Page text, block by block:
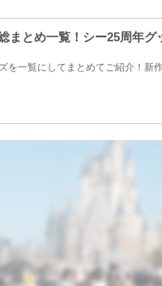
まとめ一覧！シー25周年
を一覧にしてまとめてご紹介！新